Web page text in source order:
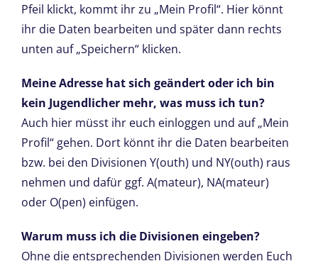
Pfeil klickt, kommt ihr zu „Mein Profil“. Hier könnt
ihr die Daten bearbeiten und später dann rechts
unten auf „Speichern“ klicken.
Meine Adresse hat sich geändert oder ich bin
kein Jugendlicher mehr, was muss ich tun?
Auch hier müsst ihr euch einloggen und auf „Mein
Profil“ gehen. Dort könnt ihr die Daten bearbeiten
bzw. bei den Divisionen Y(outh) und NY(outh) raus
nehmen und dafür ggf. A(mateur), NA(mateur)
oder O(pen) einfügen.
Warum muss ich die Divisionen eingeben?
Ohne die entsprechenden Divisionen werden Euch